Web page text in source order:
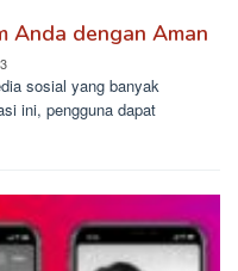
Anda dengan Aman
sosial yang banyak
ini, pengguna dapat